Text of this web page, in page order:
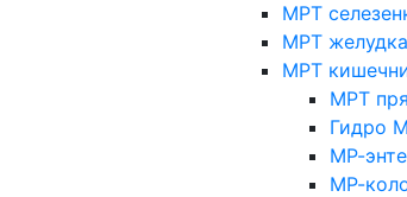
МРТ
МРТ желудка
МРТ
МРТ
Гидро
МР-
МР-